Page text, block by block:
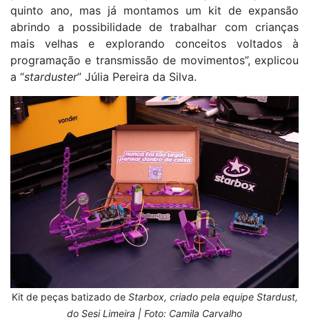
quinto ano, mas já montamos um kit de expansão
abrindo a possibilidade de trabalhar com crianças
mais velhas e explorando conceitos voltados à
programação e transmissão de movimentos”, explicou
a “starduster” Júlia Pereira da Silva.
Kit de peças batizado de Starbox, criado pela equipe Stardust,
do Sesi Limeira | Foto: Camila Carvalho